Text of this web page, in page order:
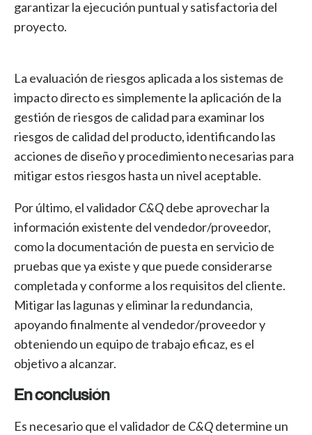
garantizar la ejecución puntual y satisfactoria del
proyecto.
La evaluación de riesgos aplicada a los sistemas de
impacto directo es simplemente la aplicación de la
gestión de riesgos de calidad para examinar los
riesgos de calidad del producto, identificando las
acciones de diseño y procedimiento necesarias para
mitigar estos riesgos hasta un nivel aceptable.
Por último, el validadorC&Qdebe aprovechar la
información existente del vendedor/proveedor,
como la documentación de puesta en servicio de
pruebas que ya existe y que puede considerarse
completada y conforme a los requisitos del cliente.
Mitigar las lagunas y eliminar la redundancia,
apoyando finalmente al vendedor/proveedor y
obteniendo un equipo de trabajo eficaz, es el
objetivo a alcanzar.
En conclusión
Es necesario que el validador de C&Qdetermine un